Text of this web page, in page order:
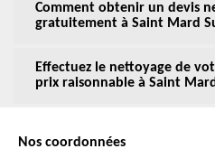
Comment obtenir un devis
gratuitement à Saint Mard
Effectuez le nettoyage de
prix raisonnable à Saint
Nos coordonnées